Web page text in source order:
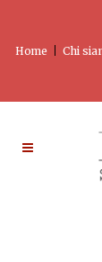
Home Chi